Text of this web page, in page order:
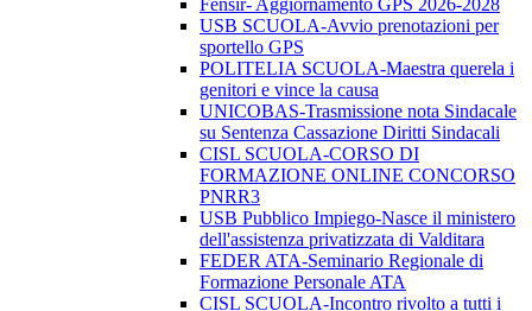
Fensir- Aggiornamento GPS 2026-2028
USB SCUOLA-Avvio prenotazioni per
sportello GPS
POLITELIA SCUOLA-Maestra querela i
genitori e vince la causa
UNICOBAS-Trasmissione nota Sindacale
su Sentenza Cassazione Diritti Sindacali
CISL SCUOLA-CORSO DI
FORMAZIONE ONLINE CONCORSO
PNRR3
USB Pubblico Impiego-Nasce il ministero
dell'assistenza privatizzata di Valditara
FEDER ATA-Seminario Regionale di
Formazione Personale ATA
CISL SCUOLA-Incontro rivolto a tutti i